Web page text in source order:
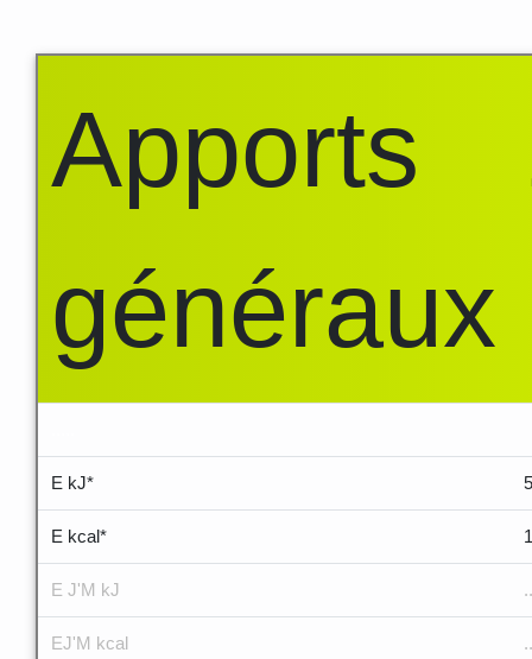
Apports
généraux
E kJ*
E kcal*
E J'M kJ
EJ'M kcal